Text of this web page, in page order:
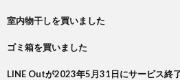
室内物干しを買いました
ゴミ箱を買いました
LINE Outが2023年5月31日にサービス終